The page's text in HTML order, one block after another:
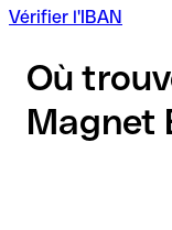
Vérifier l'IBAN
Où
Magnet